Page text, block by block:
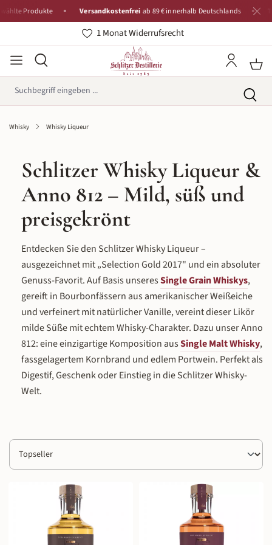
Produkte Versandkostenfrei ab 89 € innerhalb Deutschlands
1 Monat Widerrufsrecht
Whisky Whisky Liqueur
Schlitzer Whisky Liqueur &
Anno 812 – Mild, süß und
preisgekrönt
Entdecken Sie den Schlitzer Whisky Liqueur –
ausgezeichnet mit „Selection Gold 2017" und ein absoluter
Genuss-Favorit. Auf Basis unseresSingle Grain Whiskys,
gereift in Bourbonfässern aus amerikanischer Weißeiche
und verfeinert mit natürlicher Vanille, vereint dieser Likör
milde Süße mit echtem Whisky-Charakter. Dazu unser Anno
812: eine einzigartige Komposition ausSingle Malt Whisky,
fassgelagertem Kornbrand und edlem Portwein. Perfekt als
Digestif, Geschenk oder Einstieg in die Schlitzer Whisky-
Welt.